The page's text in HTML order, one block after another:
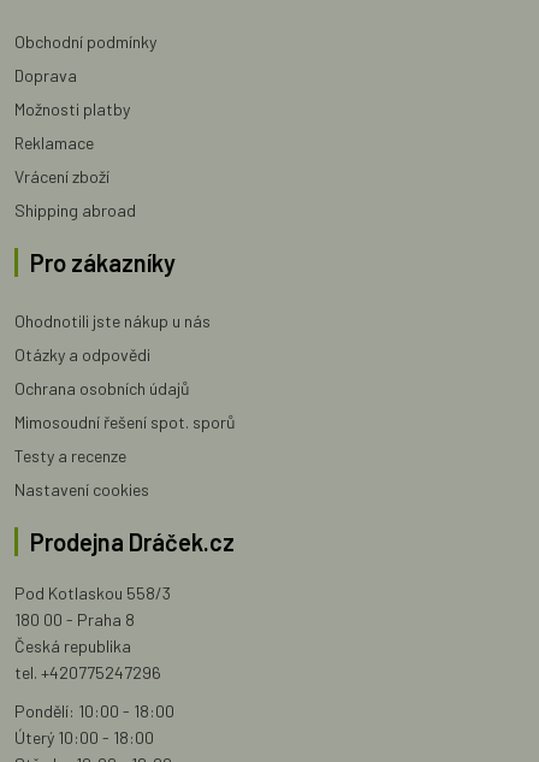
Obchodní podmínky
Doprava
Možnosti platby
Reklamace
Vrácení zboží
Shipping abroad
Pro zákazníky
Ohodnotili jste nákup u nás
Otázky a odpovědi
Ochrana osobních údajů
Mimosoudní řešení spot. sporů
Testy a recenze
Nastavení cookies
Prodejna Dráček.cz
Pod Kotlaskou 558/3
180 00 - Praha 8
Česká republika
tel. +420775247296
Pondělí: 10:00 - 18:00
Úterý 10:00 - 18:00